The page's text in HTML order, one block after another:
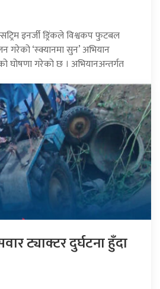
इनर्जी ड्रिंकले विश्वकप फुटबल
गरेको ‘स्क्यानमा सुन’ अभियान
घोषणा गरेको छ । अभियानअन्तर्गत
ट्याक्टर दुर्घटना हुँदा